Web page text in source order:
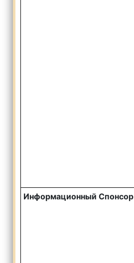
Информационный Спонсор